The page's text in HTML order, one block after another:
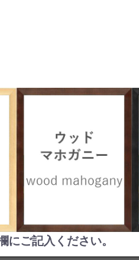
カートへ進む
ご記入ください。